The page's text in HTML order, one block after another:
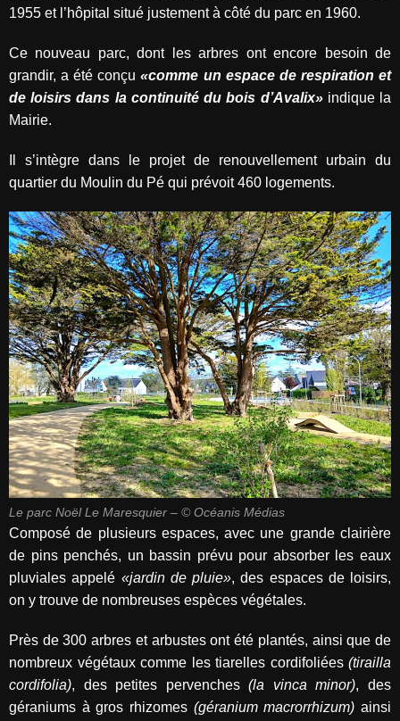
1955 et l’hôpital situé justement à côté du parc en 1960.
Ce nouveau parc, dont les arbres ont encore besoin de
grandir, a été conçu«comme un espace de respiration et
de loisirs dans la continuité du bois d’Avalix»indique la
Mairie.
Il s’intègre dans le projet de renouvellement urbain du
quartier du Moulin du Pé qui prévoit 460 logements.
Le parc Noël Le Maresquier – © Océanis Médias
Composé de plusieurs espaces, avec une grande clairière
de pins penchés, un bassin prévu pour absorber les eaux
pluviales appelé «jardin de pluie», des espaces de loisirs,
on y trouve de nombreuses espèces végétales.
Près de 300 arbres et arbustes ont été plantés, ainsi que de
nombreux végétaux comme les tiarelles cordifoliées (tirailla
cordifolia), des petites pervenches(la vinca minor), des
géraniums à gros rhizomes (géranium macrorrhizum) ainsi